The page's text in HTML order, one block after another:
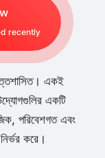
recently
একই
একটি
পরিবেশগত এবং
করে।